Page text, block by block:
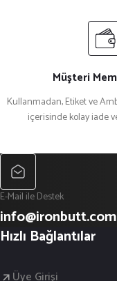
Müşteri
Kullanmadan, Etiket ve
içerisinde kolay iade
E-Mail ile Destek
Hızlı Bağlantılar
Üye Girişi